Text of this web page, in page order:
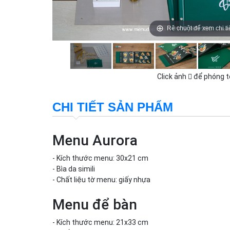
Rê chuột để xem chi
Click ảnh để phóng
CHI TIẾT SẢN PHẨM
Menu Aurora
- Kích thước menu: 30x21 cm
- Bìa da simili
- Chất liệu tờ menu: giấy nhựa
Menu để bàn
- Kích thước menu: 21x33 cm